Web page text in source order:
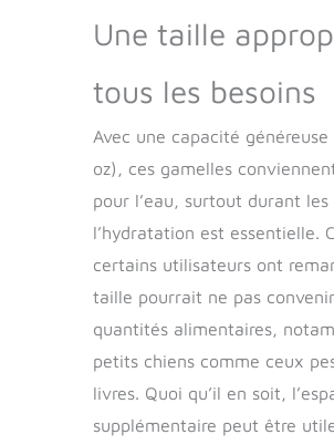
qui le
ont des
bols –
jusqu'à
pour
et
Une taille
tous les besoins
Avec une capacité
oz), ces gamelles
pour l’eau, surtout durant les
l’hydratation est essentielle.
certains utilisateurs ont
taille pourrait ne pas
quantités alimentaires,
petits chiens comme ceux
livres. Quoi qu’il en soit,
supplémentaire peut être